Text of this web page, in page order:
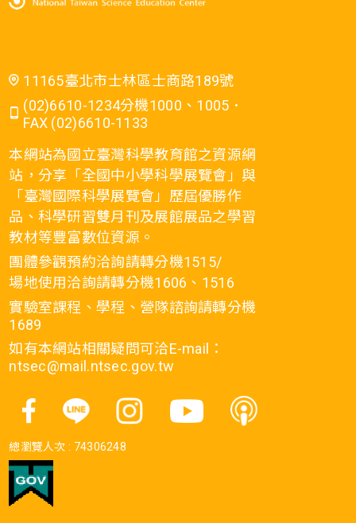
11165臺北市士林區士商路189號
(02)6610-1234分機1000、1005．
FAX (02)6610-1133
本網站為國立臺灣科學教育館之資源網
站，分享「全國中小學科學展覽會」與
「臺灣國際科學展覽會」歷屆優勝作
品、科學研習雙月刊及展館展品之學習
教材等豐富數位資源。
團體參觀預約洽詢請轉分機1515/
場地使用洽詢請轉分機1606、1516
實驗室課程、學程、營隊諮詢請轉分機
1689
如有本網站相關疑問可洽E-mail：
ntsec@mail.ntsec.gov.tw
總瀏覽人次 : 74306248